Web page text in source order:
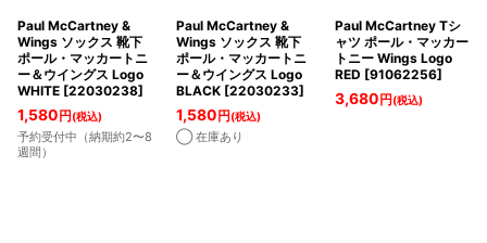
Paul McCartney &
Wings ソックス 靴下
ポール・マッカートニ
ー＆ウイングス Logo
WHITE [22030238]
1,580円(税込)
予約受付中（納期約2〜8
週間）
Paul McCartney &
Wings ソックス 靴下
ポール・マッカートニ
ー＆ウイングス Logo
BLACK [22030233]
1,580円(税込)
◯ 在庫あり
Paul McCartney Tシ
ャツ ポール・マッカー
トニー Wings Logo
RED [91062256]
3,680円(税込)